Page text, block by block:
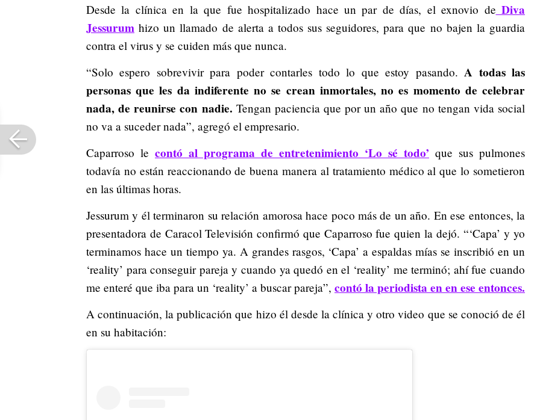
Desde la clínica en la que fue hospitalizado hace un par de días, el exnovio de Diva
Jessurum hizo un llamado de alerta a todos sus seguidores, para que no bajen la guardia
contra el virus y se cuiden más que nunca.
“Solo espero sobrevivir para poder contarles todo lo que estoy pasando. A todas las
personas que les da indiferente no se crean inmortales, no es momento de celebrar
nada, de reunirse con nadie. Tengan paciencia que por un año que no tengan vida social
no va a suceder nada”, agregó el empresario.
Caparroso le contó al programa de entretenimiento ‘Lo sé todo’ que sus pulmones
todavía no están reaccionando de buena manera al tratamiento médico al que lo sometieron
en las últimas horas.
Jessurum y él terminaron su relación amorosa hace poco más de un año. En ese entonces, la
presentadora de Caracol Televisión confirmó que Caparroso fue quien la dejó. “‘Capa’ y yo
terminamos hace un tiempo ya. A grandes rasgos, ‘Capa’ a espaldas mías se inscribió en un
‘reality’ para conseguir pareja y cuando ya quedó en el ‘reality’ me terminó; ahí fue cuando
me enteré que iba para un ‘reality’ a buscar pareja”, contó la periodista en en ese entonces.
A continuación, la publicación que hizo él desde la clínica y otro video que se conoció de él
en su habitación: